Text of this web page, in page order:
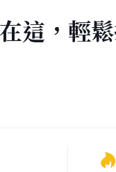
這，輕